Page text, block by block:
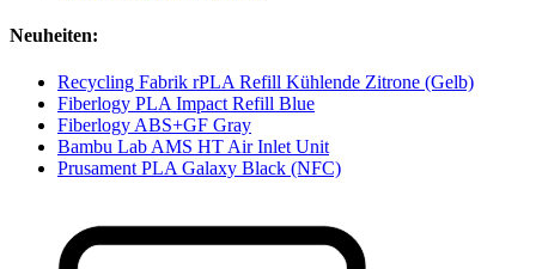
Neuheiten:
Recycling Fabrik rPLA Refill Kühlende Zitrone (Gelb)
Fiberlogy PLA Impact Refill Blue
Fiberlogy ABS+GF Gray
Bambu Lab AMS HT Air Inlet Unit
Prusament PLA Galaxy Black (NFC)